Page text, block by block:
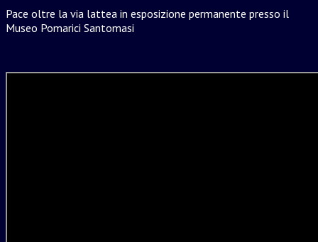
Pace oltre la via lattea in esposizione permanente presso il
Museo Pomarici Santomasi